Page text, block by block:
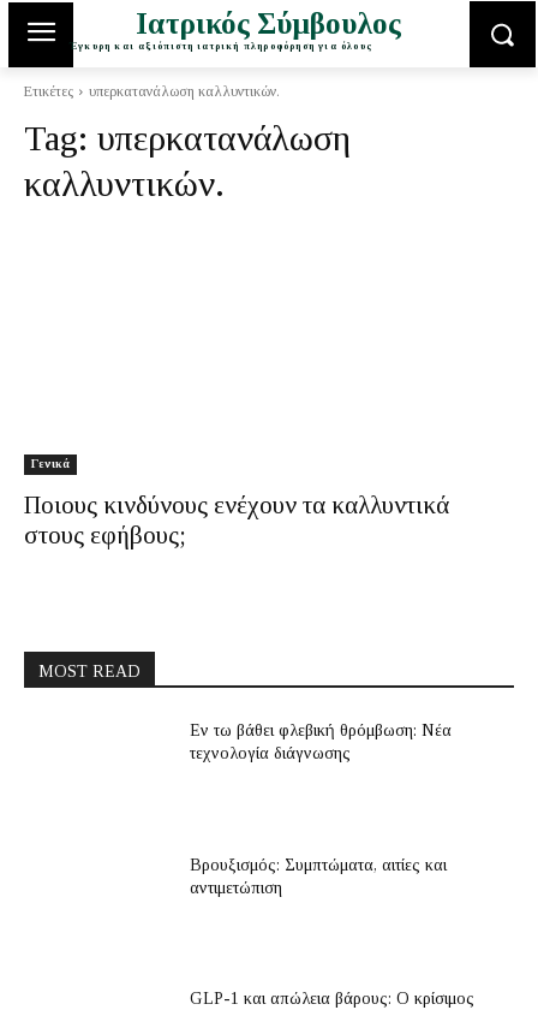
Ιατρικός Σύμβουλος
Έγκυρη και αξιόπιστη ιατρική πληροφόρηση για όλους
Ετικέτες υπερκατανάλωση καλλυντικών.
Tag: υπερκατανάλωση
καλλυντικών.
Γενικά
Ποιους κινδύνους ενέχουν τα καλλυντικά
στους εφήβους;
MOST READ
Εν τω βάθει φλεβική θρόμβωση: Νέα
τεχνολογία διάγνωσης
Βρουξισμός: Συμπτώματα, αιτίες και
αντιμετώπιση
GLP-1 και απώλεια βάρους: Ο κρίσιμος